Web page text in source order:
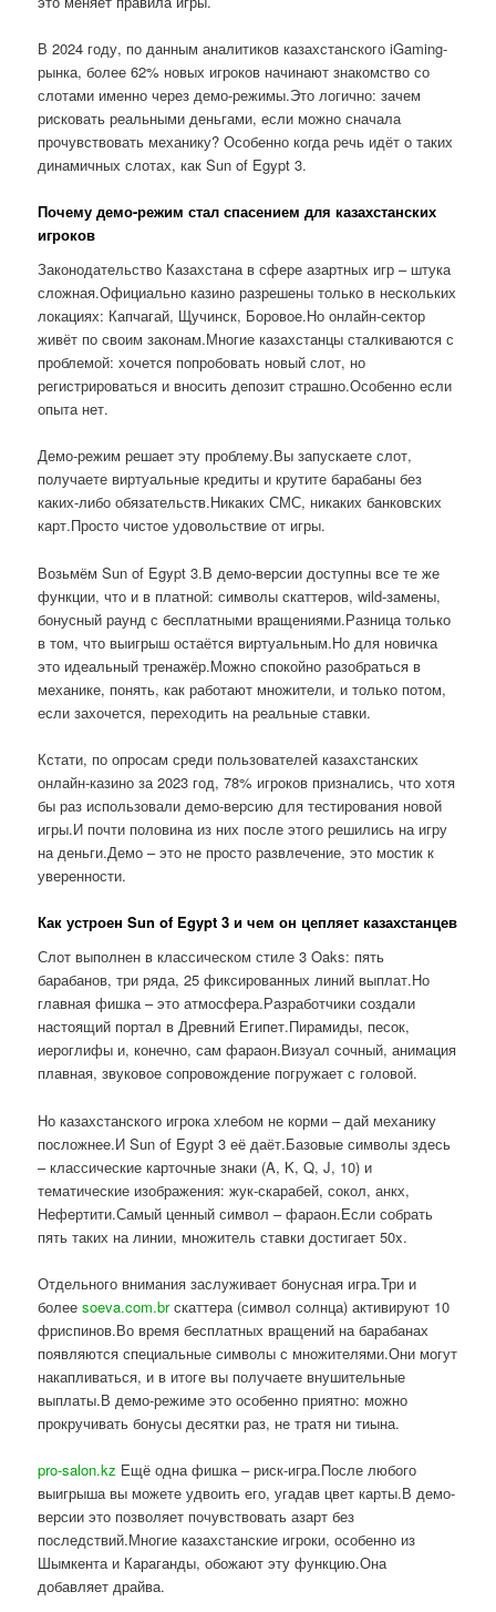
В 2024 году, по данным аналитиков казахстанского iGaming-
рынка, более 62% новых игроков начинают знакомство со
слотами именно через демо-режимы.Это логично: зачем
рисковать реальными деньгами, если можно сначала
прочувствовать механику? Особенно когда речь идёт о таких
динамичных слотах, как Sun of Egypt 3.
Почему демо-режим стал спасением для казахстанских
игроков
Законодательство Казахстана в сфере азартных игр – штука
сложная.Официально казино разрешены только в нескольких
локациях: Капчагай, Щучинск, Боровое.Но онлайн-сектор
живёт по своим законам.Многие казахстанцы сталкиваются с
проблемой: хочется попробовать новый слот, но
регистрироваться и вносить депозит страшно.Особенно если
опыта нет.
Демо-режим решает эту проблему.Вы запускаете слот,
получаете виртуальные кредиты и крутите барабаны без
каких-либо обязательств.Никаких СМС, никаких банковских
карт.Просто чистое удовольствие от игры.
Возьмём Sun of Egypt 3.В демо-версии доступны все те же
функции, что и в платной: символы скаттеров, wild-замены,
бонусный раунд с бесплатными вращениями.Разница только
в том, что выигрыш остаётся виртуальным.Но для новичка
это идеальный тренажёр.Можно спокойно разобраться в
механике, понять, как работают множители, и только потом,
если захочется, переходить на реальные ставки.
Кстати, по опросам среди пользователей казахстанских
онлайн-казино за 2023 год, 78% игроков признались, что хотя
бы раз использовали демо-версию для тестирования новой
игры.И почти половина из них после этого решились на игру
на деньги.Демо – это не просто развлечение, это мостик к
уверенности.
Как устроен Sun of Egypt 3 и чем он цепляет казахстанцев
Слот выполнен в классическом стиле 3 Oaks: пять
барабанов, три ряда, 25 фиксированных линий выплат.Но
главная фишка – это атмосфера.Разработчики создали
настоящий портал в Древний Египет.Пирамиды, песок,
иероглифы и, конечно, сам фараон.Визуал сочный, анимация
плавная, звуковое сопровождение погружает с головой.
Но казахстанского игрока хлебом не корми – дай механику
посложнее.И Sun of Egypt 3 её даёт.Базовые символы здесь
– классические карточные знаки (A, K, Q, J, 10) и
тематические изображения: жук-скарабей, сокол, анкх,
Нефертити.Самый ценный символ – фараон.Если собрать
пять таких на линии, множитель ставки достигает 50x.
Отдельного внимания заслуживает бонусная игра.Три и
болееsoeva.com.brскаттера (символ солнца) активируют 10
фриспинов.Во время бесплатных вращений на барабанах
появляются специальные символы с множителями.Они могут
накапливаться, и в итоге вы получаете внушительные
выплаты.В демо-режиме это особенно приятно: можно
прокручивать бонусы десятки раз, не тратя ни тиына.
pro-salon.kz Ещё одна фишка – риск-игра.После любого
выигрыша вы можете удвоить его, угадав цвет карты.В демо-
версии это позволяет почувствовать азарт без
последствий.Многие казахстанские игроки, особенно из
Шымкента и Караганды, обожают эту функцию.Она
добавляет драйва.